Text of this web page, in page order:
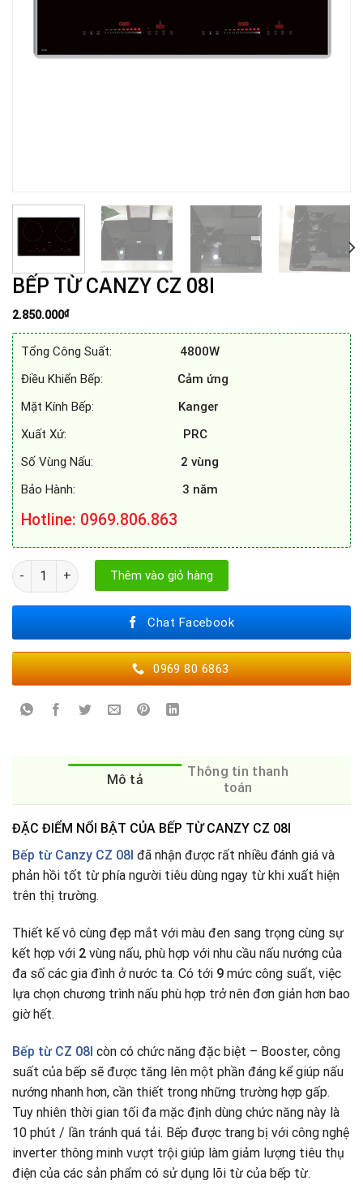
BẾP TỪ CANZY CZ 08I
2.850.000₫
Tổng Công Suất:
4800W
Điều Khiển Bếp: Cảm ứng
Mặt Kính Bếp:
Kanger
Xuất Xứ:
PRC
Số Vùng Nấu: 2 vùng
Bảo Hành: 3 năm
Hotline: 0969.806.863
BẾP TỪ CANZY CZ 08I số lượng
Thêm vào giỏ hàng
Chat Facebook
0969 80 6863
Mô tả
Thông tin thanh
toán
ĐẶC ĐIỂM NỔI BẬT CỦA BẾP TỪ CANZY CZ 08I
Bếp từ Canzy CZ 08I đã nhận được rất nhiều đánh giá và
phản hồi tốt từ phía người tiêu dùng ngay từ khi xuất hiện
trên thị trường.
Thiết kế vô cùng đẹp mắt với màu đen sang trọng cùng sự
kết hợp với 2 vùng nấu, phù hợp với nhu cầu nấu nướng của
đa số các gia đình ở nước ta. Có tới 9 mức công suất, việc
lựa chọn chương trình nấu phù hợp trở nên đơn giản hơn bao
giờ hết.
Bếp từ CZ 08I còn có chức năng đặc biệt – Booster, công
suất của bếp sẽ được tăng lên một phần đáng kể giúp nấu
nướng nhanh hơn, cần thiết trong những trường hợp gấp.
Tuy nhiên thời gian tối đa mặc định dùng chức năng này là
10 phút / lần tránh quá tải. Bếp được trang bị với công nghệ
inverter thông minh vượt trội giúp làm giảm lượng tiêu thụ
điện của các sản phẩm có sử dụng lõi từ của bếp từ.